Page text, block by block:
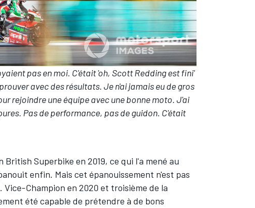
pas en moi. C'était 'oh, Scott Redding est fini'
avec des résultats. Je n'ai jamais eu de gros
rejoindre une équipe avec une bonne moto. J'ai
Pas de performance, pas de guidon. C'était
Superbike en 2019, ce qui l'a mené au
enfin. Mais cet épanouissement n'est pas
Champion en 2020 et troisième de la
été capable de prétendre à de bons